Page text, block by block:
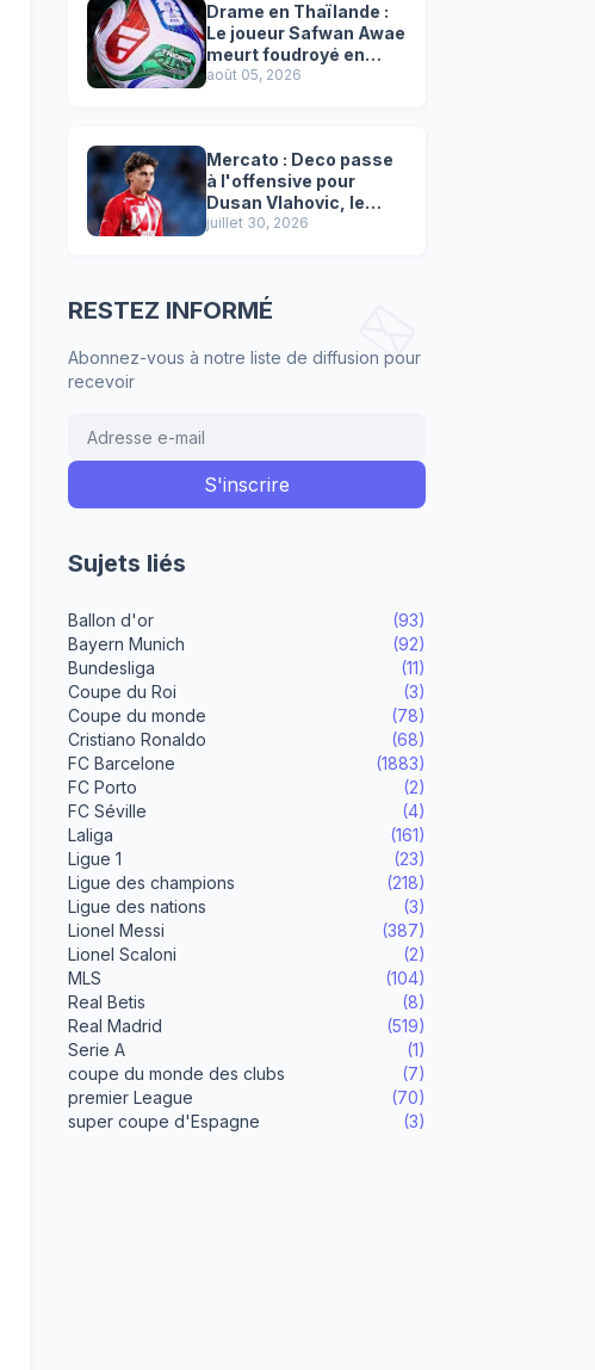
Drame en Thaïlande :
Le joueur Safwan Awae
meurt foudroyé en
plein match
août 05, 2026
Mercato : Deco passe
à l'offensive pour
Dusan Vlahovic, le
successeur désigné
juillet 30, 2026
RESTEZ INFORMÉ
Abonnez-vous à notre liste de diffusion pour
recevoir
Sujets liés
Ballon d'or
(93)
Bayern Munich
(92)
Bundesliga
(11)
Coupe du Roi
(3)
Coupe du monde
(78)
Cristiano Ronaldo
(68)
FC Barcelone
(1883)
FC Porto
(2)
FC Séville
(4)
Laliga
(161)
Ligue 1
(23)
Ligue des champions
(218)
Ligue des nations
(3)
Lionel Messi
(387)
Lionel Scaloni
(2)
MLS
(104)
Real Betis
(8)
Real Madrid
(519)
Serie A
(1)
coupe du monde des clubs
(7)
premier League
(70)
super coupe d'Espagne
(3)